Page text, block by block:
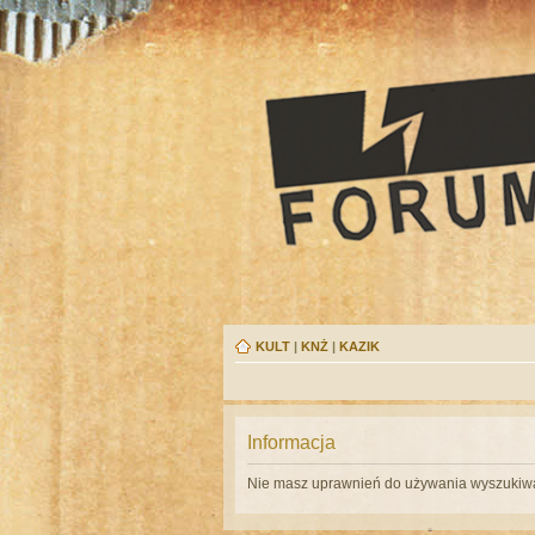
KULT | KNŻ | KAZIK
Informacja
Nie masz uprawnień do używania